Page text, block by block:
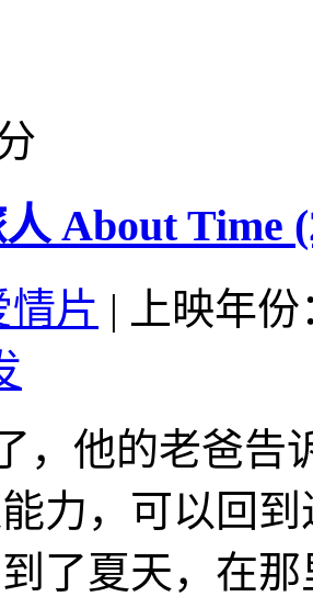
About Time
情片 |
上映年
，他的老爸告
力，可以回
了夏天，在